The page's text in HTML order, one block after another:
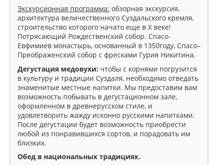
Экскурсионная программа: обзорная экскурсия,
архитектура величественного Суздальского кремля,
строительство которого начато еще в X веке!
Потрясающий Рождественский собор. Спасо-
Евфимиев монастырь, основанный в 1350году, Спасо–
Преображенский собор с фресками Гурия Никитина.
Дегустация медовухи: чтобы с корнями погрузится
в культуру и традиции Суздаля, необходимо отведать
знаменитые местные напитки. Мы предоставим вам
возможность побывать в дегустационном зале,
оформленном в древнерусском стиле, и
удовлетворить жажду исконно русскими напитками.
После дегустации будет возможность приобрести
любой из понравившихся сортов, и порадовать им
близких.
Обед в национальных традициях.